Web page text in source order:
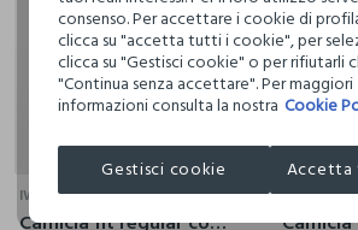
S
IWIE
Camicia fit regular con colletto alla francese misto lino donna
NICE &
consenso. Per accettare i cookie di
clicca su "accetta tutti i cookie", per
clicca su "Gestisci cookie" o per rifiutarli
"Continua senza accettare". Per maggiori
informazioni consulta la nostra Cookie
Gestisci cookie